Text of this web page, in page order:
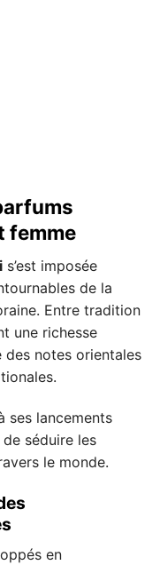
femme
s’est imposée
de la
Entre tradition
une richesse
des notes orientales
ses lancements
séduire les
le monde.
en